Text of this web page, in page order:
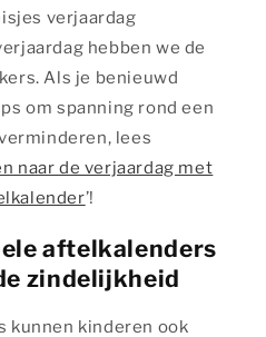
verjaardag
hebben we de
Als je benieuwd
om spanning rond een
lees
naar de verjaardag met
’!
aftelkalenders
zindelijkheid
kunnen kinderen ook